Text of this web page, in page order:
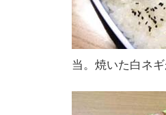
当。焼いた白ネ